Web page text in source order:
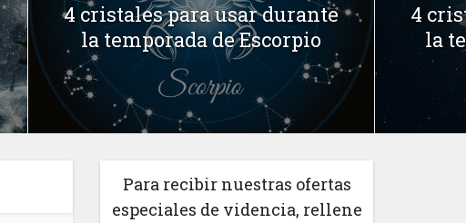
4 cristales para usar durante
la temporada de Escorpio
4
la
Para recibir nuestras ofertas
especiales de videncia, rellene